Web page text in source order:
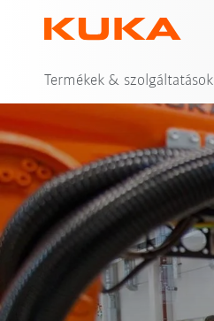
Termékek & szolgáltatások